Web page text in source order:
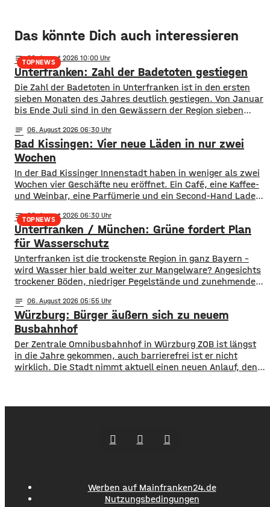
Das könnte Dich auch interessieren
TOPNEWS
notes 06. August 2026 10:00
Unterfranken: Zahl der Badetoten gestiegen
Die Zahl der Badetoten in Unterfranken ist in den ersten
sieben Monaten des Jahres deutlich gestiegen. Von Januar
bis Ende Juli sind in den Gewässern der Region sieben
waren es drei. Diese Zahlen teilte die DLRG mit. Auch
bayernweit ist die Zahl der Badetoten gestiegen. Während
im Freistaat die
notes 06. August 2026 06:30
Bad Kissingen: Vier neue Läden in nur zwei
Wochen
In der Bad Kissinger Innenstadt haben in weniger als zwei
Wochen vier Geschäfte neu eröffnet. Ein Café, eine Kaffee-
und Weinbar, eine Parfümerie und ein Second-Hand Laden
Kissingens Oberbürgermeister Dirk Vogel und der
Wirtschaftsförderer der Stadt Sebastian Bünner sehen
damit ihr Engagement und den aktuellen Kurs der
TOPNEWS
notes 06. August 2026 06:30
Unterfranken / München: Grüne fordert Plan
für Wasserschutz
​​Unterfranken ist die trockenste Region in ganz Bayern –
wird Wasser hier bald weiter zur Mangelware? Angesichts
trockener Böden, niedriger Pegelstände und zunehmender
​Mit einem neuen Antrag fordern sie einen 10-Punkte-
Wasser-Notfallplan für Bayern. ​Die Grünen-Fraktion hat
dabei kurzfristige und langfristige Maßnahmen im Petto.
So sollen unter anderem
notes 06. August 2026 05:55
Würzburg: Bürger äußern sich zu neuem
Busbahnhof
Der Zentrale Omnibusbahnhof in Würzburg ZOB ist längst
in die Jahre gekommen, auch barrierefrei ist er nicht
wirklich. Die Stadt nimmt aktuell einen neuen Anlauf, den
Werben auf Mainfranken24.de
Nutzungsbedingungen